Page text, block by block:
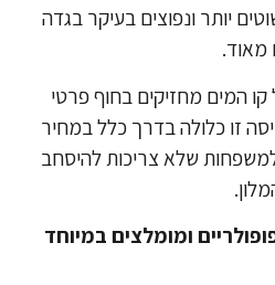
ונפוצים בעיקר בגדה
מחזיקים בחוף פרטי
כלולה בדרך כלל במחיר
שלא צריכות להיסחב
פופולריים ומומלצים במיוחד